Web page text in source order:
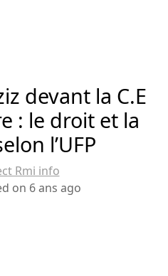
devant la C.E
: le droit et la
l’UFP
Rmi info
on 6 ans ago